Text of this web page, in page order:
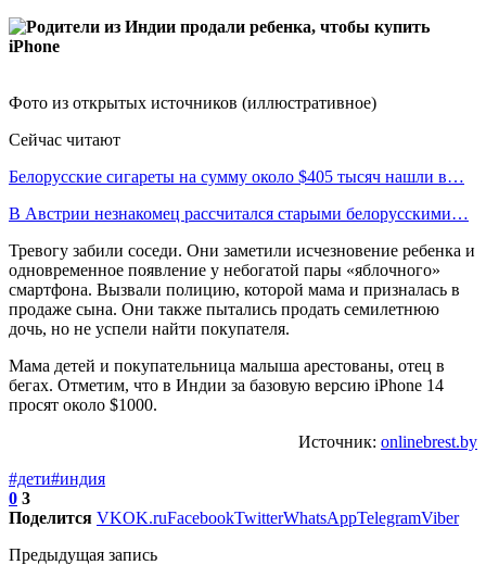
Фото из открытых источников (иллюстративное)
Сейчас читают
Белорусские сигареты на сумму около $405 тысяч нашли в…
В Австрии незнакомец рассчитался старыми белорусскими…
Тревогу забили соседи. Они заметили исчезновение ребенка и
одновременное появление у небогатой пары «яблочного»
смартфона. Вызвали полицию, которой мама и призналась в
продаже сына. Они также пытались продать семилетнюю
дочь, но не успели найти покупателя.
Мама детей и покупательница малыша арестованы, отец в
бегах. Отметим, что в Индии за базовую версию iPhone 14
просят около $1000.
Источник: onlinebrest.by
#дети#индия
0 3
Поделится VKOK.ruFacebookTwitterWhatsAppTelegramViber
Предыдущая запись